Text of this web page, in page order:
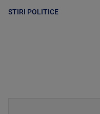
STIRI POLITICE